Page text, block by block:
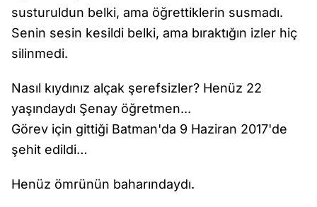
susturuldun belki, ama öğrettiklerin susmadı.
Senin sesin kesildi belki, ama bıraktığın izler hiç
silinmedi.
Nasıl kıydınız alçak şerefsizler? Henüz 22
yaşındaydı Şenay öğretmen...
Görev için gittiği Batman'da 9 Haziran 2017'de
şehit edildi…
Henüz ömrünün baharındaydı.